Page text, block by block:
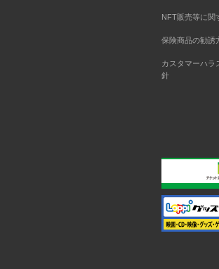
NFT販売等に関
保険商品の勧誘
カスタマーハラ
針